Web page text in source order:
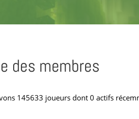
des membres
145633 joueurs dont 0 actifs